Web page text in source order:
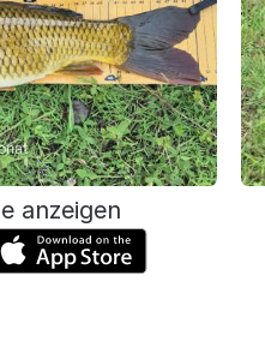
anzeigen